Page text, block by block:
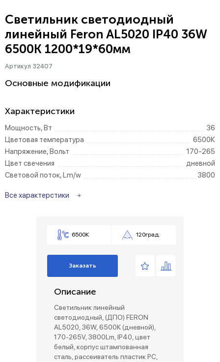
Светильник светодиодный
линейный Feron AL5020 IP40 36W
6500K 1200*19*60мм
Артикул 32407
Основные модификации
Характеристики
Мощность, Вт
36
Цветовая температура
6500К
Напряжение, Вольт
170-265
Цвет свечения
дневной
Световой поток, Lm/w
3800
Все характерстики
6500К 120град.
Заказать
Описание
Светильник линейный
светодиодный, (ДПО) FERON
AL5020, 36W, 6500К (дневной),
170-265V, 3800Lm, IP40, цвет
белый, корпус штампованная
сталь, рассеиватель пластик PC,